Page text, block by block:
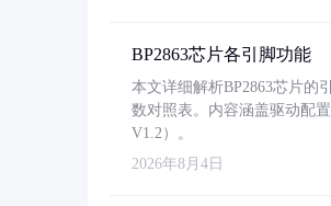
BP2863芯片各引脚功能
本文详细解析BP2863芯片的
数对照表。内容涵盖驱动配
V1.2）。
2026年8月4日